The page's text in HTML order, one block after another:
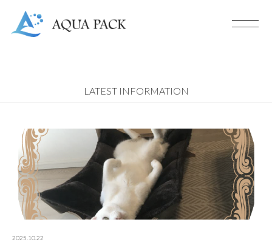
LATEST INFORMATION
2025.10.22